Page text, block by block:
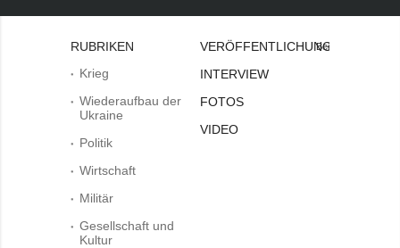
RUBRIKEN
Krieg
Wiederaufbau der
Ukraine
Politik
Wirtschaft
Militär
Gesellschaft und
Kultur
VERÖFFENTLICHUNGEN
INTERVIEW
FOTOS
VIDEO
Bei